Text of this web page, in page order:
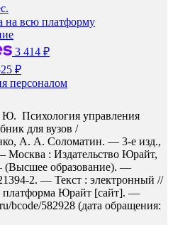
на всю платформу
3 414 ₽
₽
персоналом
Психология управления
для вузов /
А. А. Соломатин. — 3-е изд.,
Москва : Издательство Юрайт,
образование). —
2. — Текст : электронный //
платформа Юрайт [сайт]. —
bcode/582928 (дата обращения: